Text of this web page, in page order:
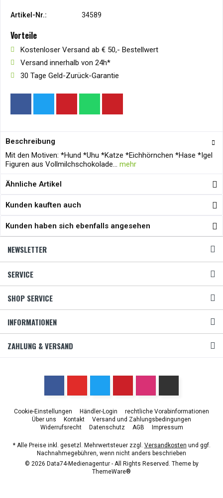
Artikel-Nr.: 34589
Vorteile
Kostenloser Versand ab € 50,- Bestellwert
Versand innerhalb von 24h*
30 Tage Geld-Zurück-Garantie
Beschreibung
Mit den Motiven: *Hund *Uhu *Katze *Eichhörnchen *Hase *Igel
Figuren aus Vollmilchschokolade... mehr
Ähnliche Artikel
Kunden kauften auch
Kunden haben sich ebenfalls angesehen
NEWSLETTER
SERVICE
SHOP SERVICE
INFORMATIONEN
ZAHLUNG & VERSAND
Cookie-Einstellungen Händler-Login
rechtliche Vorabinformationen
Über uns
Kontakt
Versand und Zahlungsbedingungen
Widerrufsrecht
Datenschutz AGB Impressum
* Alle Preise inkl. gesetzl. Mehrwertsteuer zzgl. Versandkosten und ggf.
Nachnahmegebühren, wenn nicht anders beschrieben
© 2026 Data74-Medienagentur - All Rights Reserved. Theme by
ThemeWare®